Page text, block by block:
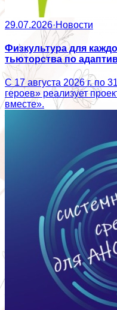
29.07.2026·Новости
Физкультура для
тьюторства по
С 17 августа 2026 г. по
героев» реализует
вместе».